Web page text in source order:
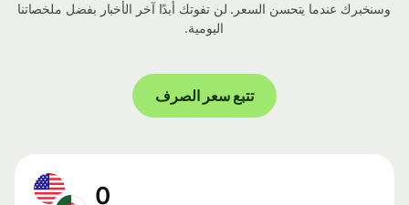
وسنخبرك عندما يتحسن السعر. لن تفوتك أبدًا آخر الأخبار بفضل ملخصاتنا
اليومية.
تتبع سعر الصرف